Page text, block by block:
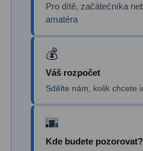
Laboratorní33
Kapesní10
Digitální10
Příslušenství mikroskopů16
Kamery3
Preparáty2
Pro dítě, začátečníka
amatéra
Váš rozpočet
Sdělte nám, kolik chcete
Kde budete pozorovat?